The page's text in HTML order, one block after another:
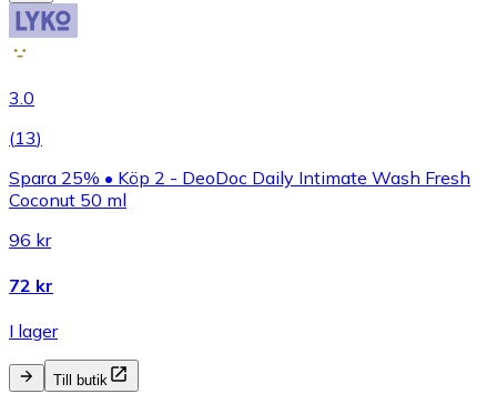
3.0
(13)
Spara 25% • Köp 2 - DeoDoc Daily Intimate Wash Fresh
Coconut 50 ml
96 kr
72 kr
I lager
Till butik